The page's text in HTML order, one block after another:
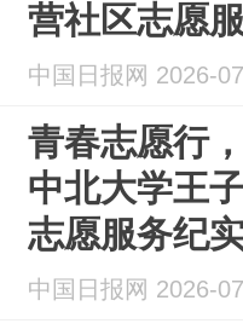
营社区志愿
中国日报网 2026-
青春志愿行
中北大学王
志愿服务纪
中国日报网 2026-